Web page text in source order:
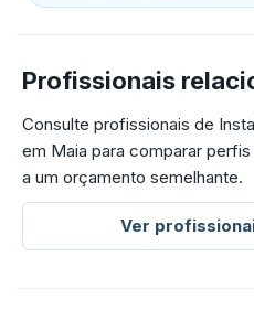
Profissionais
Consulte profissionais de
em Maia para comparar
a um orçamento semelhante.
Ver